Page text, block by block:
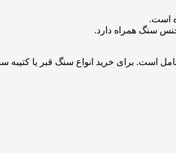
سنگ همراه دارد.